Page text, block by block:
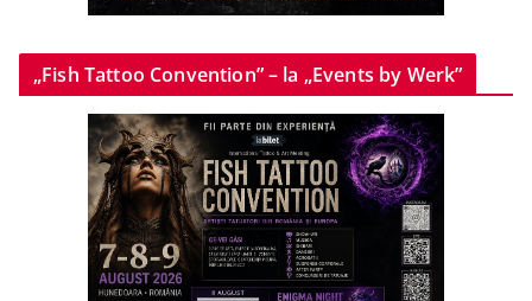
„Fish Tattoo Convention” – la „Events by Werk”